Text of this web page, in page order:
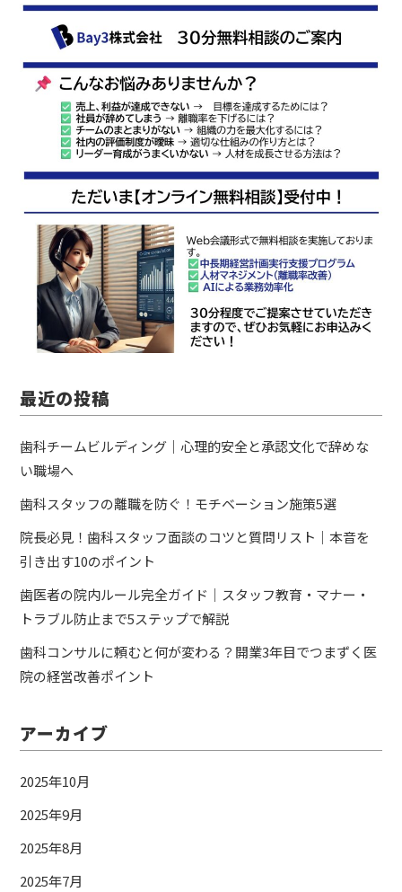
最近の投稿
歯科チームビルディング｜心理的安全と承認文化で辞めな
い職場へ
歯科スタッフの離職を防ぐ！モチベーション施策5選
院長必見！歯科スタッフ面談のコツと質問リスト｜本音を
引き出す10のポイント
歯医者の院内ルール完全ガイド｜スタッフ教育・マナー・
トラブル防止まで5ステップで解説
歯科コンサルに頼むと何が変わる？開業3年目でつまずく医
院の経営改善ポイント
アーカイブ
2025年10月
2025年9月
2025年8月
2025年7月